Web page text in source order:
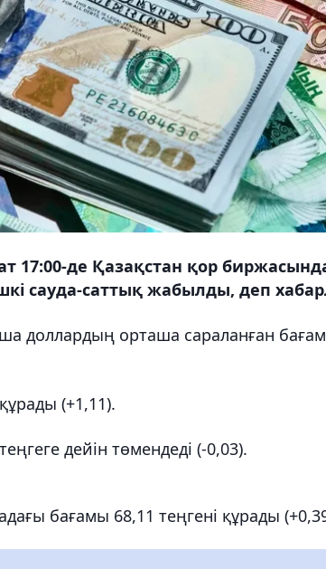
17:00-де Қазақстан қор
сауда-саттық жабылды, деп
доллардың орташа сараланған
(+1,11).
дейін төмендеді (-0,03).
бағамы 68,11 теңгені құрады